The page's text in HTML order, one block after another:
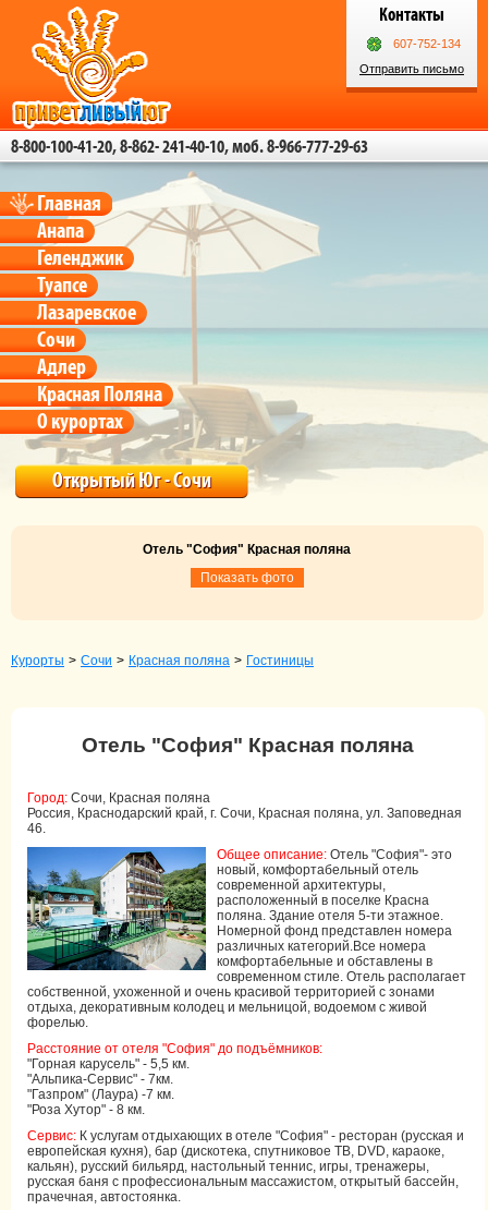
Контакты
607-752-134
Отправить письмо
8-800-100-41-20, 8-862- 241-40-10, моб. 8-966-777-29-63
Главная
Анапа
Геленджик
Туапсе
Лазаревское
Сочи
Адлер
Красная Поляна
О курортах
Открытый Юг - Сочи
Отель "София" Красная поляна
Показать фото
Курорты > Сочи > Красная поляна > Гостиницы
Отель "София" Красная поляна
Город: Сочи, Красная поляна
Россия, Краснодарский край, г. Сочи, Красная поляна, ул. Заповедная
46.
Общее описание: Отель "София"- это
новый, комфортабельный отель
современной архитектуры,
расположенный в поселке Красна
поляна. Здание отеля 5-ти этажное.
Номерной фонд представлен номера
различных категорий.Все номера
комфортабельные и обставлены в
современном стиле. Отель располагает
собственной, ухоженной и очень красивой территорией с зонами
отдыха, декоративным колодец и мельницой, водоемом с живой
форелью.
Расстояние от отеля "София" до подъёмников:
"Горная карусель" - 5,5 км.
"Альпика-Сервис" - 7км.
"Газпром" (Лаура) -7 км.
"Роза Хутор" - 8 км.
Сервис: К услугам отдыхающих в отеле "София" - ресторан (русская и
европейская кухня), бар (дискотека, спутниковое ТВ, DVD, караоке,
кальян), русский бильярд, настольный теннис, игры, тренажеры,
русская баня с профессиональным массажистом, открытый бассейн,
прачечная, автостоянка.